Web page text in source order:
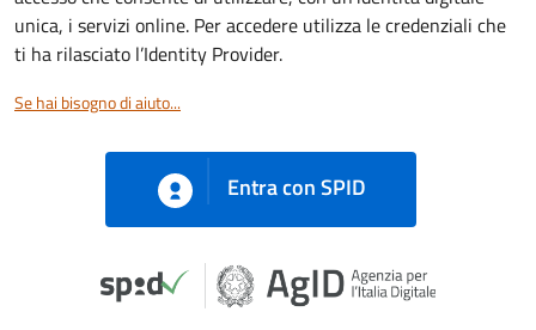
unica, i servizi online. Per accedere utilizza le credenziali che
ti ha rilasciato l’Identity Provider.
Se hai bisogno di aiuto...
Entra con SPID